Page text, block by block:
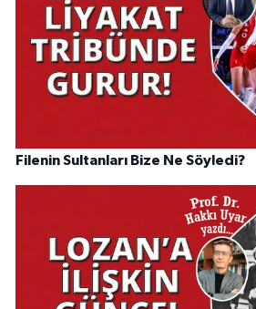
Filenin Sultanları Bize Ne Söyledi?